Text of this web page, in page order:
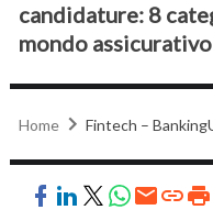
candidature: 8
mondo assicurativo
Home Fintech –